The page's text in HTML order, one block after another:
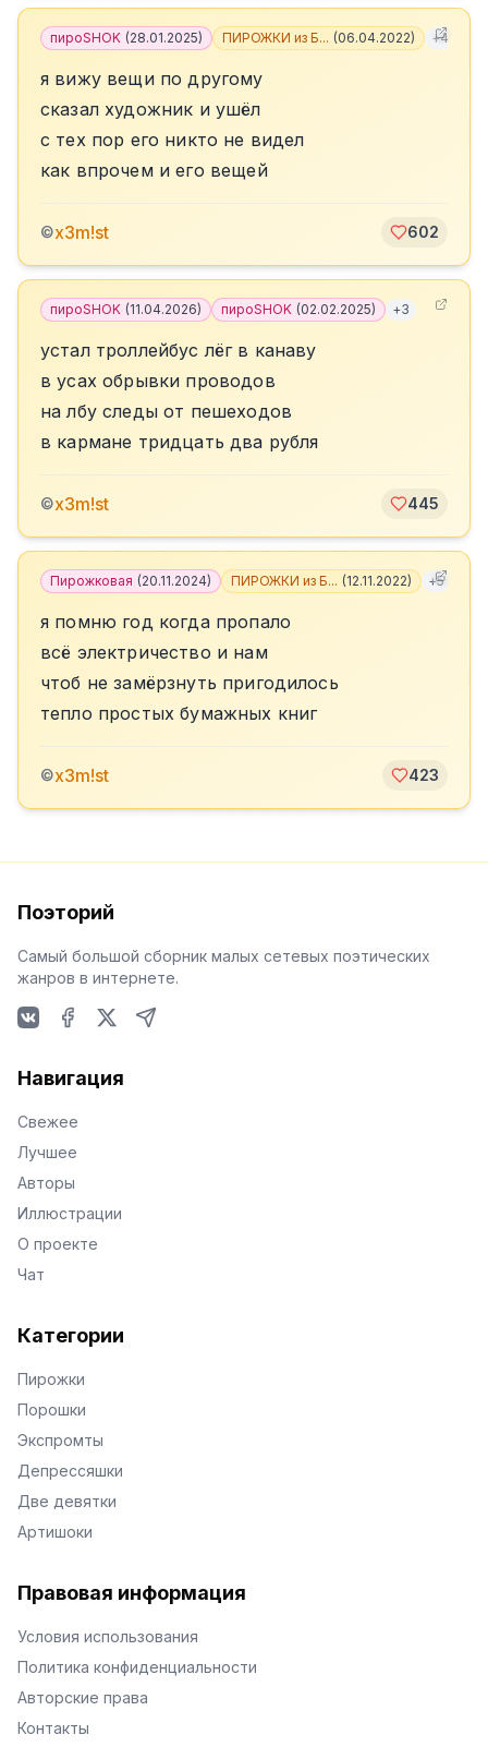
пироSHOK (28.01.2025) ПИРОЖКИ из Б... (06.04.2022) +4
я вижу вещи по другому
сказал художник и ушёл
с тех пор его никто не видел
как впрочем и его вещей
©x3m!st 602
пироSHOK (11.04.2026) пироSHOK (02.02.2025) +3
устал троллейбус лёг в канаву
в усах обрывки проводов
на лбу следы от пешеходов
в кармане тридцать два рубля
©x3m!st 445
Пирожковая (20.11.2024) ПИРОЖКИ из Б... (12.11.2022) +5
я помню год когда пропало
всё электричество и нам
чтоб не замёрзнуть пригодилось
тепло простых бумажных книг
©x3m!st 423
Поэторий
Самый большой сборник малых сетевых поэтических
жанров в интернете.
Навигация
Свежее
Лучшее
Авторы
Иллюстрации
О проекте
Чат
Категории
Пирожки
Порошки
Экспромты
Депрессяшки
Две девятки
Артишоки
Правовая информация
Условия использования
Политика конфиденциальности
Авторские права
Контакты